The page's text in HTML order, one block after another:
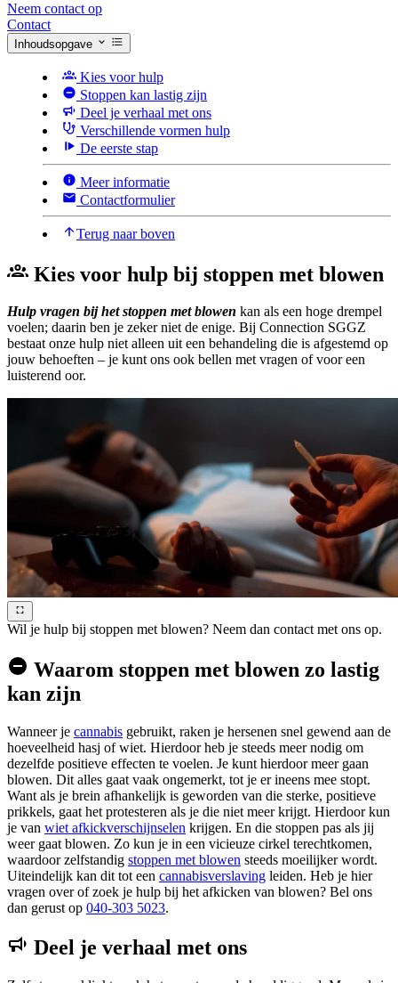
Neem contact op
Contact
Inhoudsopgave
Kies voor hulp
Stoppen kan lastig zijn
Deel je verhaal met ons
Verschillende vormen hulp
De eerste stap
Meer informatie
Contactformulier
Terug naar boven
Kies voor hulp bij stoppen met blowen
Hulp vragen bij het stoppen met blowen kan als een hoge drempel
voelen; daarin ben je zeker niet de enige. Bij Connection SGGZ
bestaat onze hulp niet alleen uit een behandeling die is afgestemd op
jouw behoeften – je kunt ons ook bellen met vragen of voor een
luisterend oor.
Wil je hulp bij stoppen met blowen? Neem dan contact met ons op.
Waarom stoppen met blowen zo lastig
kan zijn
Wanneer je cannabis gebruikt, raken je hersenen snel gewend aan de
hoeveelheid hasj of wiet. Hierdoor heb je steeds meer nodig om
dezelfde positieve effecten te voelen. Je kunt hierdoor meer gaan
blowen. Dit alles gaat vaak ongemerkt, tot je er ineens mee stopt.
Want als je brein afhankelijk is geworden van die sterke, positieve
prikkels, gaat het protesteren als je die niet meer krijgt. Hierdoor kun
je van wiet afkickverschijnselen krijgen. En die stoppen pas als jij
weer gaat blowen. Zo kun je in een vicieuze cirkel terechtkomen,
waardoor zelfstandig stoppen met blowen steeds moeilijker wordt.
Uiteindelijk kan dit tot een cannabisverslaving leiden. Heb je hier
vragen over of zoek je hulp bij het afkicken van blowen? Bel ons
dan gerust op 040-303 5023.
Deel je verhaal met ons